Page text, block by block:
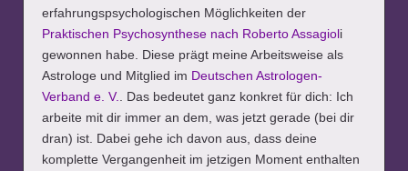
erfahrungspsychologischen Möglichkeiten der
Praktischen Psychosynthese nach Roberto Assagioli
gewonnen habe. Diese prägt meine Arbeitsweise als
Astrologe und Mitglied im Deutschen Astrologen-
Verband e. V.
. Das bedeutet ganz konkret für dich: Ich
arbeite mit dir immer an dem, was jetzt gerade (bei dir
dran) ist. Dabei gehe ich davon aus, dass deine
komplette Vergangenheit im jetzigen Moment enthalten